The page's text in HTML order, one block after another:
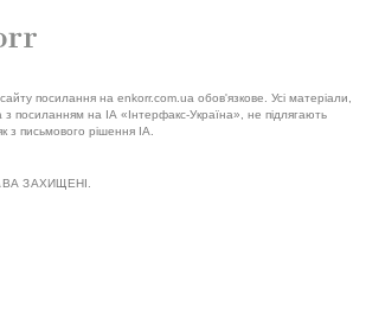
посилання на enkorr.com.ua обов'язкове. Усі матеріали,
посиланням на ІА «Інтерфакс-Україна», не підлягають
з письмового рішення ІА.
ЗАХИЩЕНІ.